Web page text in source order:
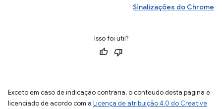
Sinalizações do Chrome
Isso foi útil?
Exceto em caso de indicação contrária, o conteúdo desta página é
licenciado de acordo com a Licença de atribuição 4.0 do Creative